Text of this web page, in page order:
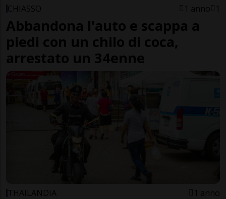
CHIASSO 1 anno 1
Abbandona l'auto e scappa a
piedi con un chilo di coca,
arrestato un 34enne
THAILANDIA 1 anno